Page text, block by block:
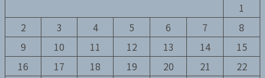
1
2
3 4 5 6 7
8
9
10 11 12 13 14
15
16
17 18 19 20 21
22